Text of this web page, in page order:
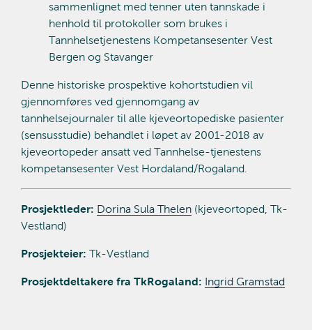
sammenlignet med tenner uten tannskade i
henhold til protokoller som brukes i
Tannhelsetjenestens Kompetansesenter Vest
Bergen og Stavanger
Denne historiske prospektive kohortstudien vil
gjennomføres ved gjennomgang av
tannhelsejournaler til alle kjeveortopediske pasienter
(sensusstudie) behandlet i løpet av 2001-2018 av
kjeveortopeder ansatt ved Tannhelse-tjenestens
kompetansesenter Vest Hordaland/Rogaland.
Prosjektleder: Dorina Sula Thelen (kjeveortoped, Tk-
Vestland)
Prosjekteier: Tk-Vestland
Prosjektdeltakere fra TkRogaland: Ingrid Gramstad